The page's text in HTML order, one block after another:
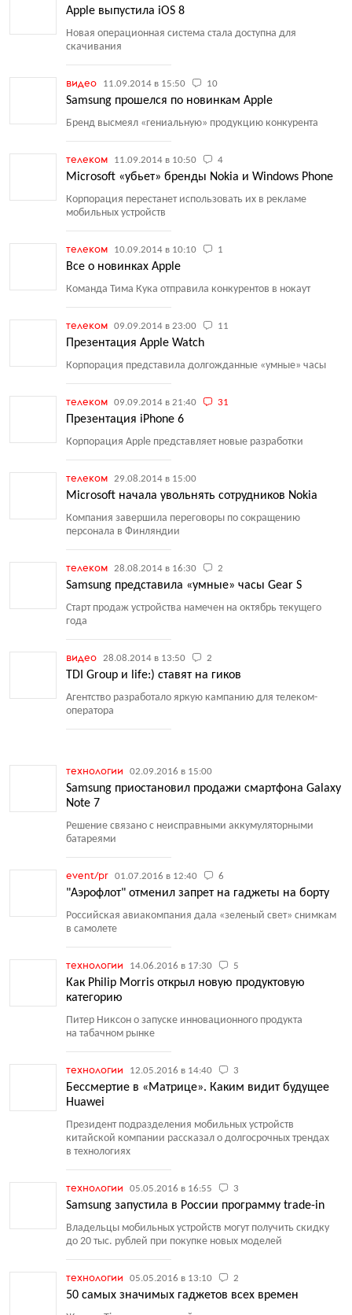
Apple выпустила iOS 8
Новая операционная система стала доступна для
скачивания
видео 11.09.2014 в 15:50 10
Samsung прошелся по новинкам Apple
Бренд высмеял «гениальную» продукцию конкурента
телеком 11.09.2014 в 10:50 4
Microsoft «убьет» бренды Nokia и Windows Phone
Корпорация перестанет использовать их в рекламе
мобильных устройств
телеком 10.09.2014 в 10:10 1
Все о новинках Apple
Команда Тима Кука отправила конкурентов в нокаут
телеком 09.09.2014 в 23:00 11
Презентация Apple Watch
Корпорация представила долгожданные «умные» часы
телеком 09.09.2014 в 21:40 31
Презентация iPhone 6
Корпорация Apple представляет новые разработки
телеком 29.08.2014 в 15:00
Microsoft начала увольнять сотрудников Nokia
Компания завершила переговоры по сокращению
персонала в Финляндии
телеком 28.08.2014 в 16:30 2
Samsung представила «умные» часы Gear S
Старт продаж устройства намечен на октябрь текущего
года
видео 28.08.2014 в 13:50 2
TDI Group и life:) ставят на гиков
Агентство разработало яркую кампанию для телеком-
оператора
технологии 02.09.2016 в 15:00
Samsung приостановил продажи смартфона Galaxy
Note 7
Решение связано с неисправными аккумуляторными
батареями
event/pr 01.07.2016 в 12:40 6
"Аэрофлот" отменил запрет на гаджеты на борту
Российская авиакомпания дала «зеленый свет» снимкам
в самолете
технологии 14.06.2016 в 17:30 5
Как Philip Morris открыл новую продуктовую
категорию
Питер Никсон о запуске инновационного продукта
на табачном рынке
технологии 12.05.2016 в 14:40 3
Бессмертие в «Матрице». Каким видит будущее
Huawei
Президент подразделения мобильных устройств
китайской компании рассказал о долгосрочных трендах
в технологиях
технологии 05.05.2016 в 16:55 3
Samsung запустила в России программу trade-in
Владельцы мобильных устройств могут получить скидку
до 20 тыс. рублей при покупке новых моделей
технологии 05.05.2016 в 13:10 2
50 самых значимых гаджетов всех времен